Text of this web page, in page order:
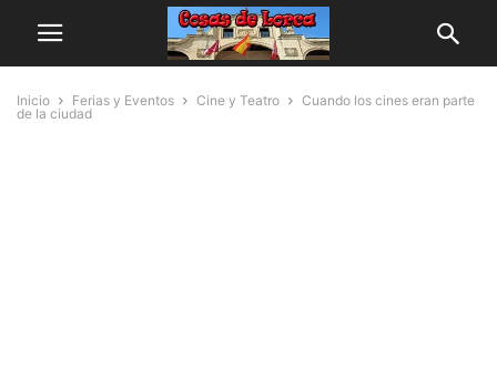
Inicio Ferias y Eventos Cine y Teatro
Cuando los cines eran parte
de la ciudad